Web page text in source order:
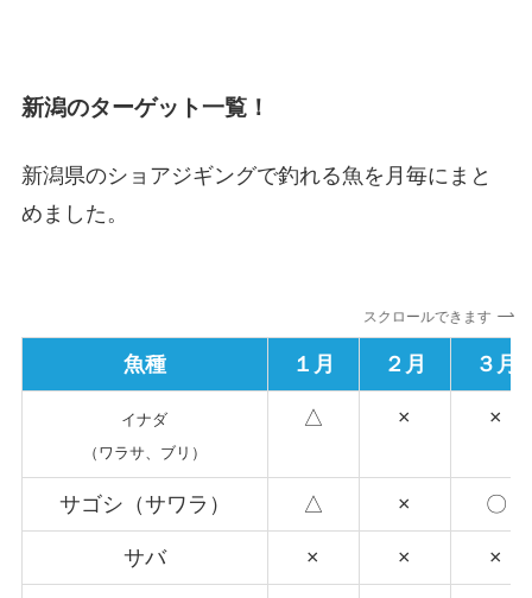
新潟のターゲット一覧！
新潟県のショアジギングで釣れる魚を月毎にまと
めました。
スクロールできます
魚種 １月 ２月 ３月
イナダ
（ワラサ、ブリ）
△ × ×
サゴシ（サワラ） △ × 〇
サバ × × ×